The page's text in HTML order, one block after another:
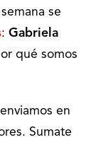
se
: Gabriela
qué somos
en
Sumate